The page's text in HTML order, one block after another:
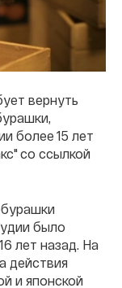
вернуть
более 15 лет
со ссылкой
было
лет назад. На
действия
и японской